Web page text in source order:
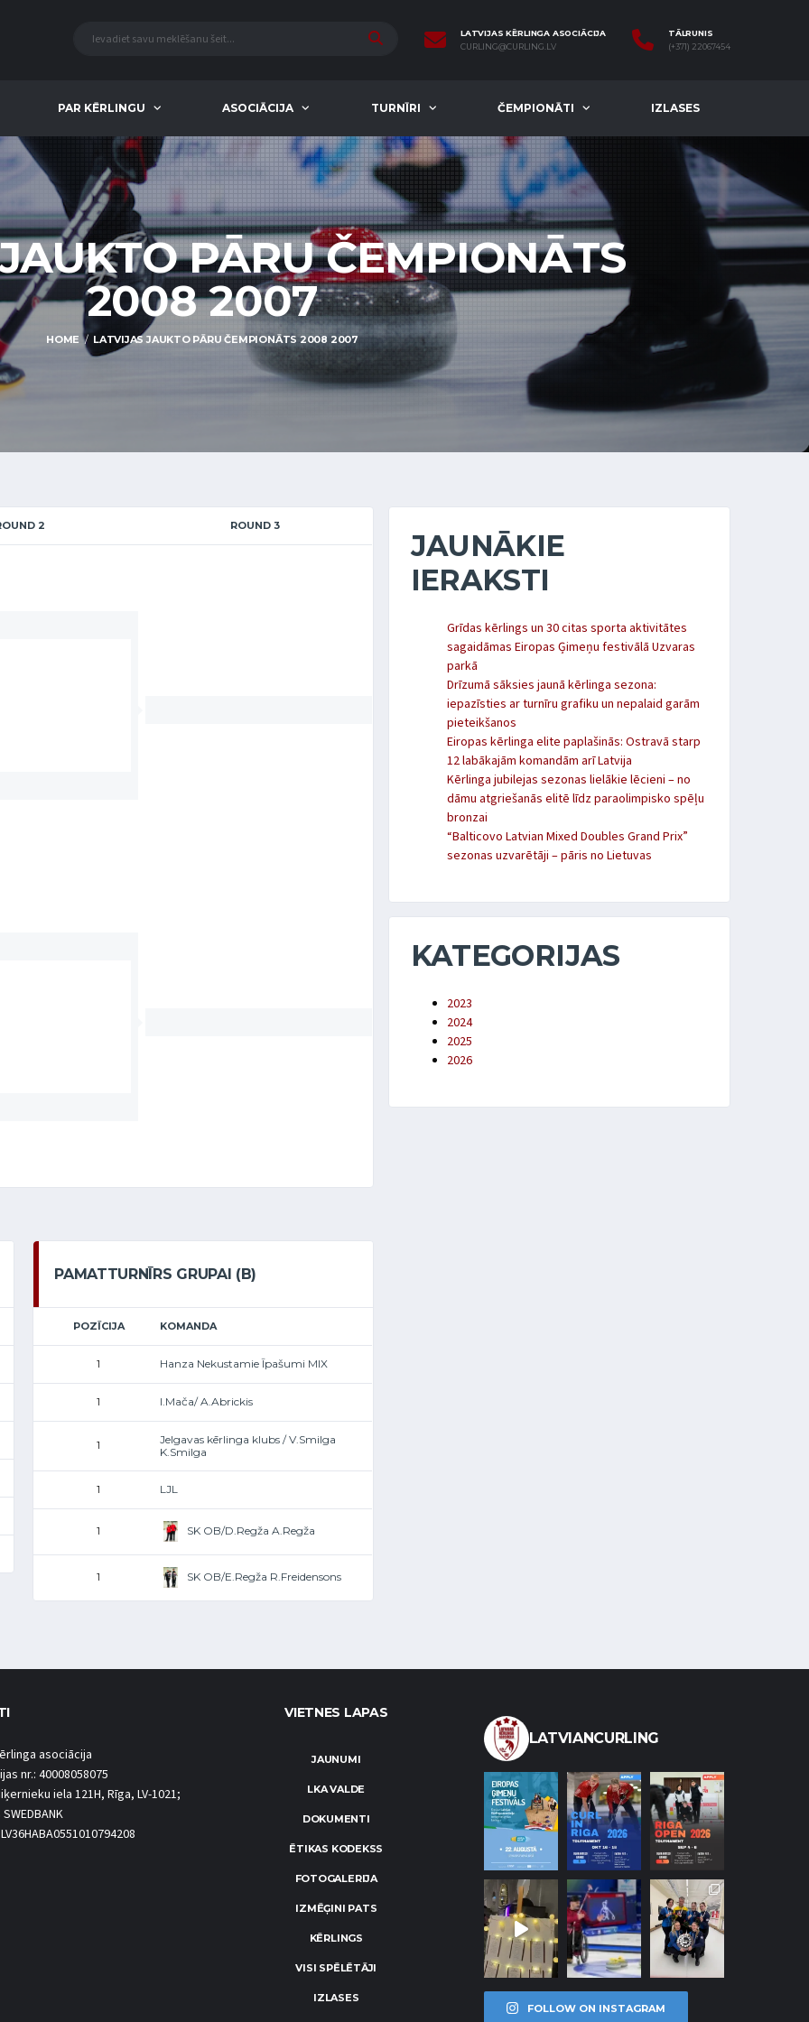
LATVIJAS KĒRLINGA ASOCIĀCIJA
CURLING@CURLING.LV
TĀLRUNIS
(+371) 22067454
PAR KĒRLINGU ASOCIĀCIJA TURNĪRI ČEMPIONĀTI IZLASES
PĀRU ČEMPIONĀTS
2008 2007
HOME LATVIJAS JAUKTO PĀRU ČEMPIONĀTS 2008 2007
2 ROUND 3
PAMATTURNĪRS GRUPAI (B)
POZĪCIJA KOMANDA
1 Hanza Nekustamie Īpašumi MIX
1 I.Mača/ A.Abrickis
1
Jelgavas kērlinga klubs / V.Smilga
K.Smilga
1 LJL
1 SK OB/D.Regža A.Regža
1 SK OB/E.Regža R.Freidensons
JAUNĀKIE
IERAKSTI
Grīdas kērlings un 30 citas sporta aktivitātes
sagaidāmas Eiropas Ģimeņu festivālā Uzvaras
parkā
Drīzumā sāksies jaunā kērlinga sezona:
iepazīsties ar turnīru grafiku un nepalaid garām
pieteikšanos
Eiropas kērlinga elite paplašinās: Ostravā starp
12 labākajām komandām arī Latvija
Kērlinga jubilejas sezonas lielākie lēcieni – no
dāmu atgriešanās elitē līdz paraolimpisko spēļu
bronzai
“Balticovo Latvian Mixed Doubles Grand Prix”
sezonas uzvarētāji – pāris no Lietuvas
KATEGORIJAS
2023
2024
2025
2026
asociācija
nr.: 40008058075
iela 121H, Rīga, LV-1021;
VIETNES LAPAS
JAUNUMI
LKA VALDE
DOKUMENTI
ĒTIKAS KODEKSS
FOTOGALERIJA
IZMĒĢINI PATS
KĒRLINGS
VISI SPĒLĒTĀJI
IZLASES
LATVIANCURLING
FOLLOW ON INSTAGRAM